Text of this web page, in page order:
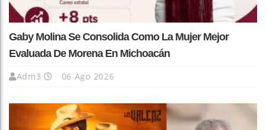
Gaby Molina Se Consolida Como La Mujer Mejor
Evaluada De Morena En Michoacán
Adm3 06 Ago 2026